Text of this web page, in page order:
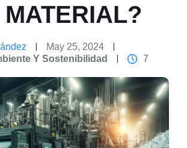
MATERIAL?
May 25, 2024
Y Sostenibilidad 7